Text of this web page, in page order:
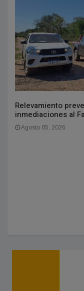
Relevamiento
inmediaciones al
Agosto 05, 2026